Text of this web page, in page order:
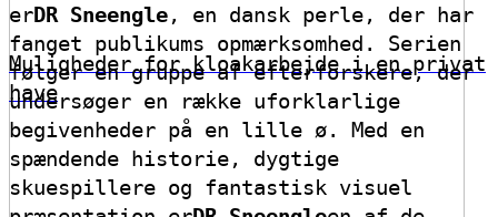
Muligheder for kloakarbejde i en privat
have
erDR Sneengle, en dansk perle, der har
fanget publikums opmærksomhed. Serien
følger en gruppe af efterforskere, der
undersøger en række uforklarlige
begivenheder på en lille ø. Med en
spændende historie, dygtige
skuespillere og fantastisk visuel